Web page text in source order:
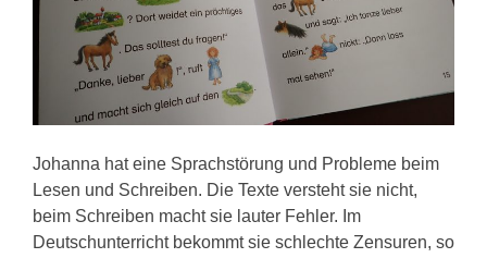
Johanna hat eine Sprachstörung und Probleme beim
Lesen und Schreiben. Die Texte versteht sie nicht,
beim Schreiben macht sie lauter Fehler. Im
Deutschunterricht bekommt sie schlechte Zensuren, so